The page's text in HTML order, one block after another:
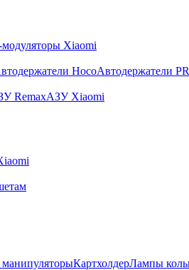
Xiaomi
HocoАвтодержатели
RemaxАЗУ Xiaomi
КартхолдерЛампы